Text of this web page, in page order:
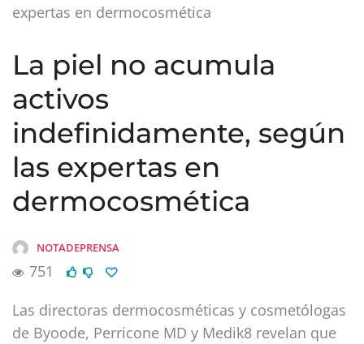
expertas en dermocosmética
La piel no acumula
activos
indefinidamente, según
las expertas en
dermocosmética
NOTADEPRENSA
751
Las directoras dermocosméticas y cosmetólogas
de Byoode, Perricone MD y Medik8 revelan que